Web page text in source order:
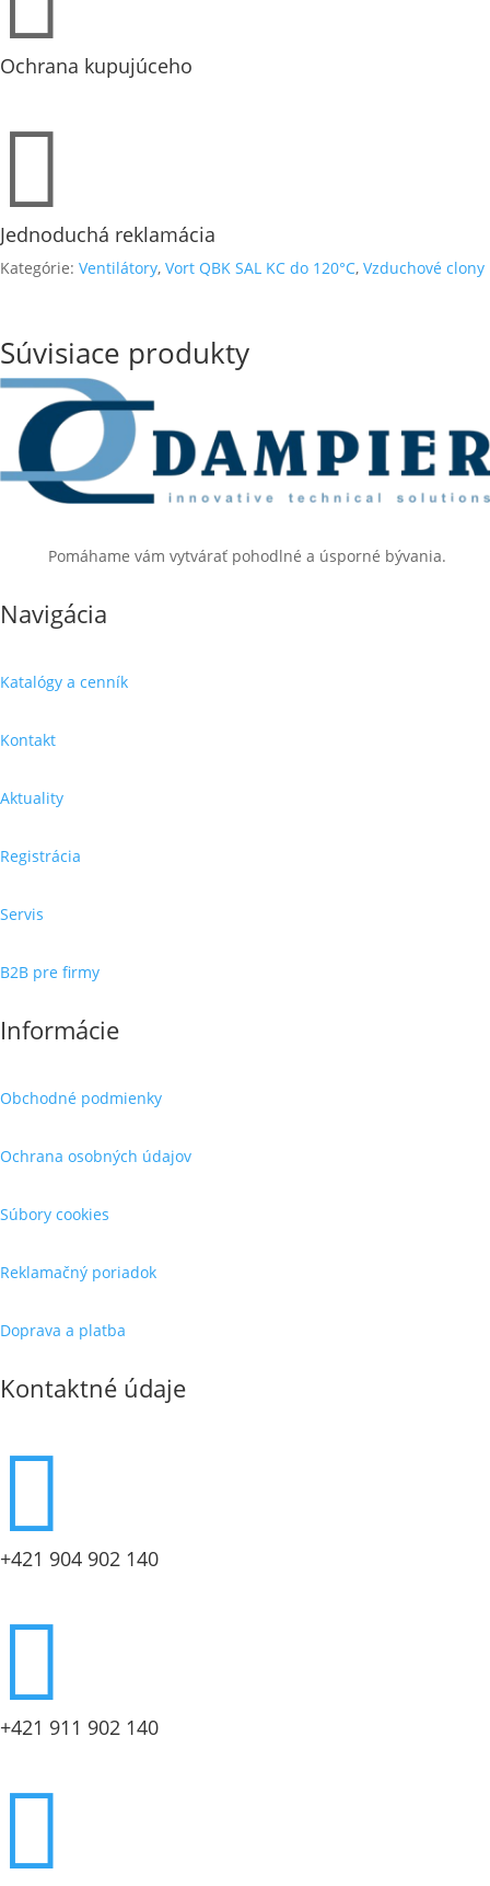
Ochrana kupujúceho

Jednoduchá reklamácia
Kategórie: Ventilátory, Vort QBK SAL KC do 120°C, Vzduchové clony
Súvisiace produkty
Pomáhame vám vytvárať pohodlné a úsporné bývania.
Navigácia
Katalógy a cenník
Kontakt
Aktuality
Registrácia
Servis
B2B pre firmy
Informácie
Obchodné podmienky
Ochrana osobných údajov
Súbory cookies
Reklamačný poriadok
Doprava a platba
Kontaktné údaje

+421 904 902 140

+421 911 902 140
